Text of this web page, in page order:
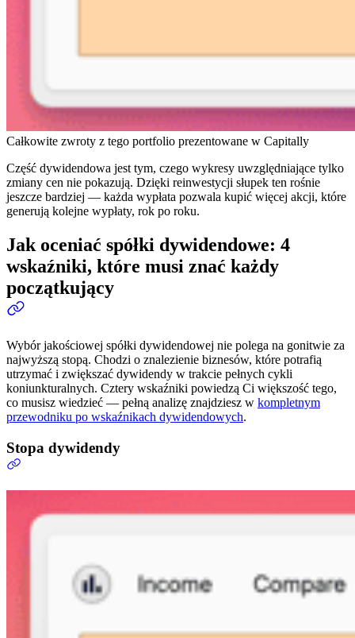
Całkowite zwroty z tego portfolio prezentowane w Capitally
Część dywidendowa jest tym, czego wykresy uwzględniające tylko
zmiany cen nie pokazują. Dzięki reinwestycji słupek ten rośnie
jeszcze bardziej — każda wypłata pozwala kupić więcej akcji, które
generują kolejne wypłaty, rok po roku.
Jak oceniać spółki dywidendowe: 4
wskaźniki, które musi znać każdy
początkujący
Wybór jakościowej spółki dywidendowej nie polega na gonitwie za
najwyższą stopą. Chodzi o znalezienie biznesów, które potrafią
utrzymać i zwiększać dywidendy w trakcie pełnych cykli
koniunkturalnych. Cztery wskaźniki powiedzą Ci większość tego,
co musisz wiedzieć — pełną analizę znajdziesz w kompletnym
przewodniku po wskaźnikach dywidendowych.
Stopa dywidendy